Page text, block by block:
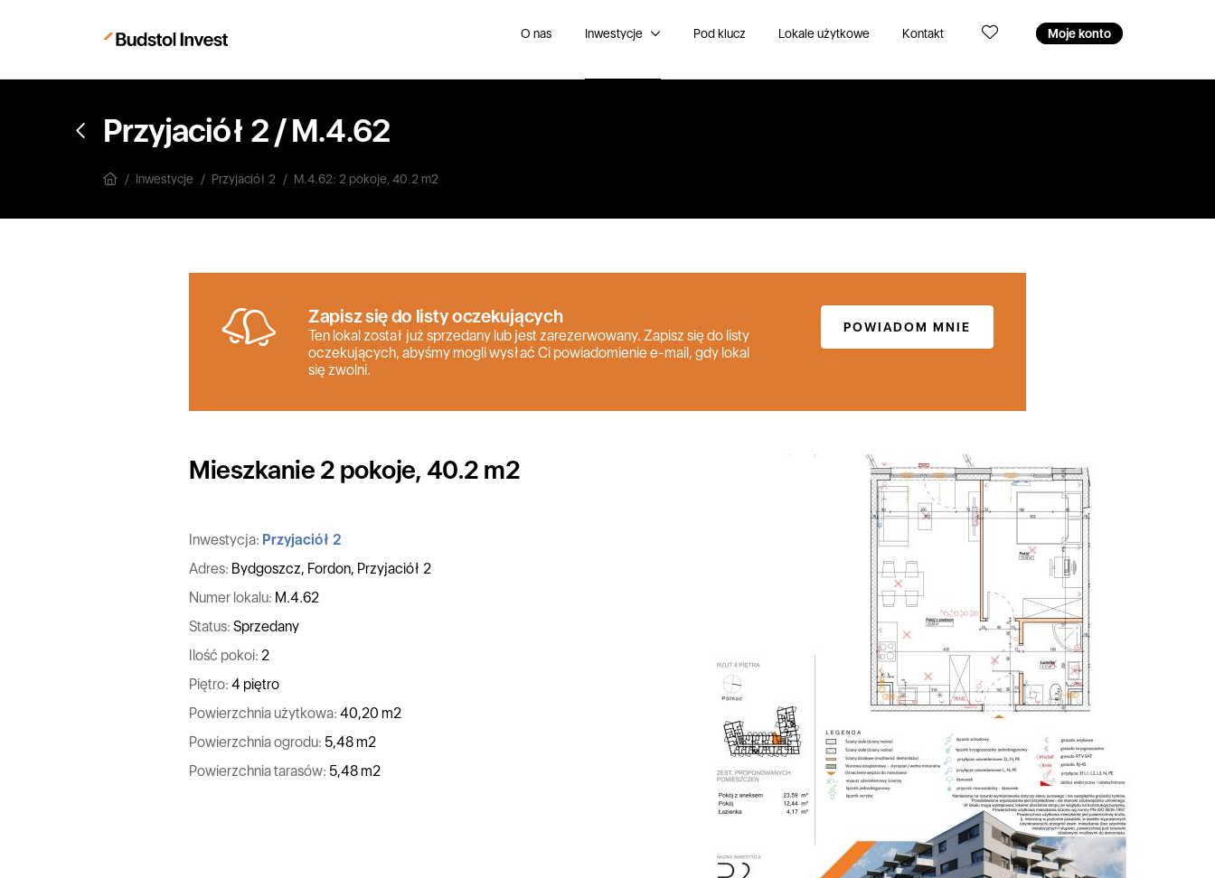
O nas Inwestycje Pod klucz Lokale użytkowe Kontakt Moje konto
Przyjaciół 2/M.4.62
Inwestycje Przyjaciół 2 M.4.62: 2 pokoje, 40.2 m2
Zapisz się do listy oczekujących
Ten lokal został już sprzedany lub jest zarezerwowany. Zapisz się do listy
oczekujących, abyśmy mogli wysłać Ci powiadomienie e-mail, gdy lokal
się zwolni.
POWIADOM MNIE
Mieszkanie 2 pokoje, 40.2 m2
Inwestycja: Przyjaciół 2
Adres: Bydgoszcz, Fordon, Przyjaciół 2
Numer lokalu: M.4.62
Status: Sprzedany
Ilość pokoi: 2
Piętro: 4 piętro
Powierzchnia użytkowa: 40,20 m2
Powierzchnia ogrodu: 5,48 m2
Powierzchnia tarasów: 5,48 m2